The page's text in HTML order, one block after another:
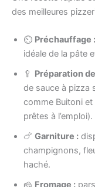
des meilleures
⏲ Préchauffage :
idéale de la pâte
🥄 Préparation
de sauce à pizza
comme Buitoni et
prêtes à l’emploi).
🍗 Garniture :
champignons,
haché.
🧀 Fromage :